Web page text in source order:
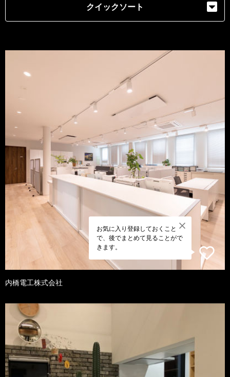
クイックソート
お気に入り登録しておくこと
で、後でまとめて見ることがで
きます。
内橋電工株式会社